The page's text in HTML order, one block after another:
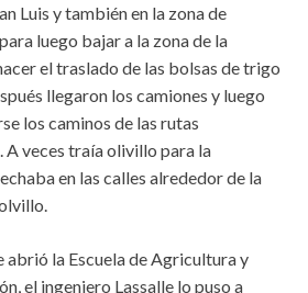
Luis y también en la zona de
luego bajar a la zona de la
el traslado de las bolsas de trigo
llegaron los camiones y luego
los caminos de las rutas
A veces traía olivillo para la
en las calles alrededor de la
abrió la Escuela de Agricultura y
el ingeniero Lassalle lo puso a